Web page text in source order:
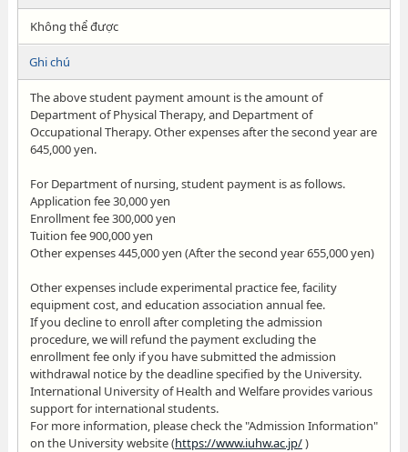
Không thể được
Ghi chú
The above student payment amount is the amount of
Department of Physical Therapy, and Department of
Occupational Therapy. Other expenses after the second year are
645,000 yen.
For Department of nursing, student payment is as follows.
Application fee 30,000 yen
Enrollment fee 300,000 yen
Tuition fee 900,000 yen
Other expenses 445,000 yen (After the second year 655,000 yen)
Other expenses include experimental practice fee, facility
equipment cost, and education association annual fee.
If you decline to enroll after completing the admission
procedure, we will refund the payment excluding the
enrollment fee only if you have submitted the admission
withdrawal notice by the deadline specified by the University.
International University of Health and Welfare provides various
support for international students.
For more information, please check the "Admission Information"
on the University website (https://www.iuhw.ac.jp/)